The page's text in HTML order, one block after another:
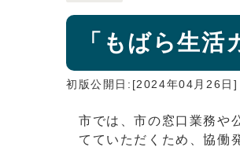
「もばら生
初版公開日:[2024年04月26日]
市では、市の窓口業務や
てていただくため、協働